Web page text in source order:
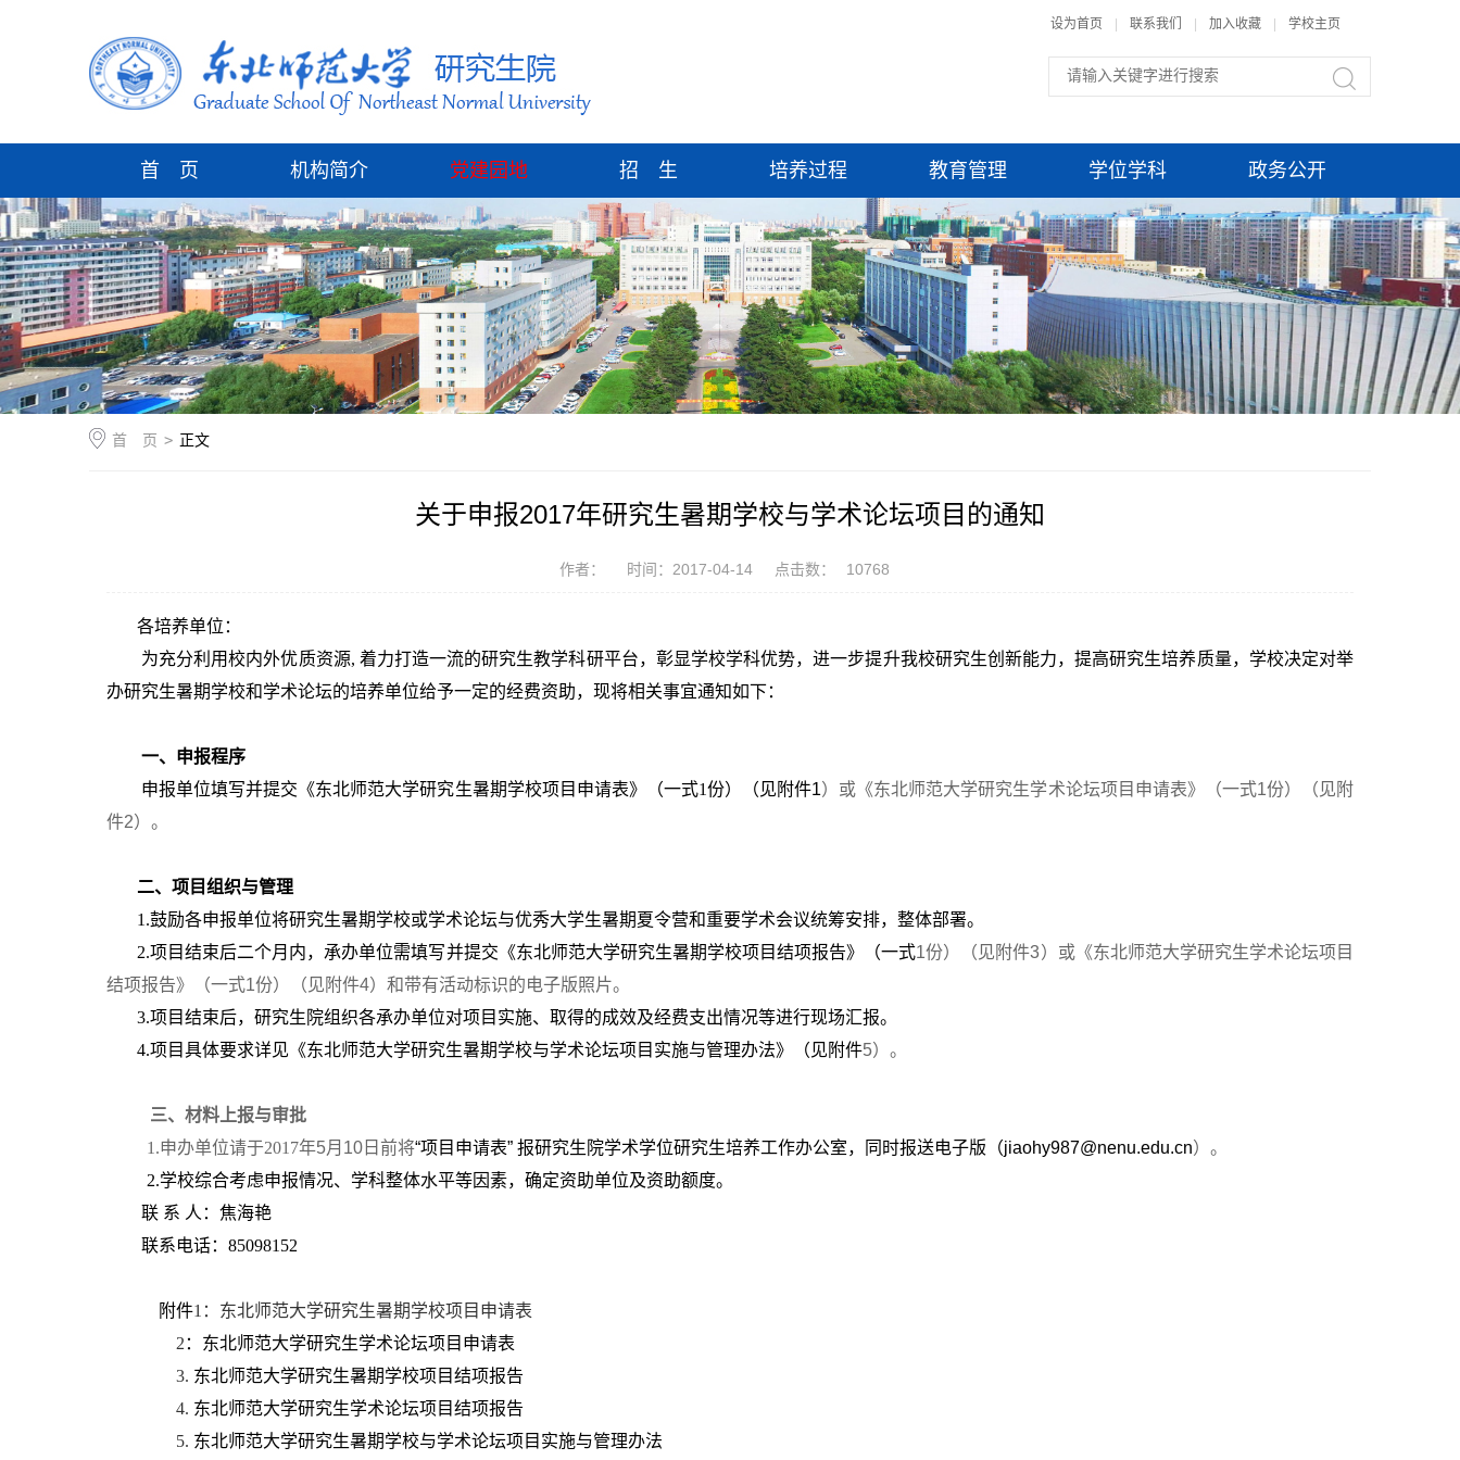
设为首页 联系我们 加入收藏 学校主页
首 页 机构简介 党建园地 招 生 培养过程 教育管理 学位学科 政务公开
首 页 > 正文
关于申报2017年研究生暑期学校与学术论坛项目的通知
作者： 时间：2017-04-14 点击数： 10768
各培养单位：
为充分利用校内外优质资源, 着力打造一流的研究生教学科研平台，彰显学校学科优势，进一步提升我校研究生创新能力，提高研究生培养质量，学校决定对举
办研究生暑期学校和学术论坛的培养单位给予一定的经费资助，现将相关事宜通知如下：
一、申报程序
申报单位填写并提交《东北师范大学研究生暑期学校项目申请表》（一式1份）（见附件1）或《东北师范大学研究生学术论坛项目申请表》（一式1份）（见附
件2）。
二、项目组织与管理
1.鼓励各申报单位将研究生暑期学校或学术论坛与优秀大学生暑期夏令营和重要学术会议统筹安排，整体部署。
2.项目结束后二个月内，承办单位需填写并提交《东北师范大学研究生暑期学校项目结项报告》（一式1份）（见附件3）或《东北师范大学研究生学术论坛项目
结项报告》（一式1份）（见附件4）和带有活动标识的电子版照片。
3.项目结束后，研究生院组织各承办单位对项目实施、取得的成效及经费支出情况等进行现场汇报。
4.项目具体要求详见《东北师范大学研究生暑期学校与学术论坛项目实施与管理办法》（见附件5）。
三、材料上报与审批
1.申办单位请于2017年5月10日前将“项目申请表” 报研究生院学术学位研究生培养工作办公室，同时报送电子版（jiaohy987@nenu.edu.cn）。
2.学校综合考虑申报情况、学科整体水平等因素，确定资助单位及资助额度。
联 系 人：焦海艳
联系电话：85098152
附件1 ：东北师范大学研究生暑期学校项目申请表
2 ：东北师范大学研究生学术论坛项目申请表
3. 东北师范大学研究生暑期学校项目结项报告
4. 东北师范大学研究生学术论坛项目结项报告
5. 东北师范大学研究生暑期学校与学术论坛项目实施与管理办法